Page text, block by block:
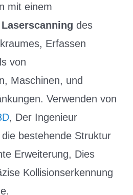
mit einem
Laserscanning des
Erfassen
von
Maschinen, und
Verwenden von
, Der Ingenieur
bestehende Struktur
Erweiterung, Dies
Kollisionserkennung